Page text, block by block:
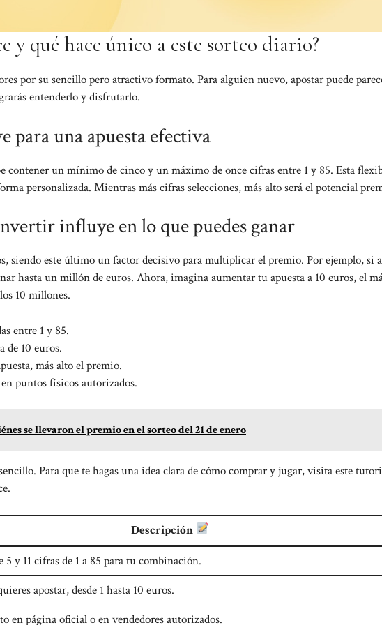
y qué hace único a este sorteo diario?
por su sencillo pero atractivo formato. Para alguien nuevo, apostar puede
entenderlo y disfrutarlo.
para una apuesta efectiva
contener un mínimo de cinco y un máximo de once cifras entre 1 y 85. Esta
personalizada. Mientras más cifras selecciones, más alto será el potencial
influye en lo que puedes ganar
siendo este último un factor decisivo para multiplicar el premio. Por ejemplo, si
hasta un millón de euros. Ahora, imagina aumentar tu apuesta a 10 euros, el
10 millones.
entre 1 y 85.
de 10 euros.
más alto el premio.
puntos físicos autorizados.
se llevaron el premio en el sorteo del 21 de enero
Para que te hagas una idea clara de cómo comprar y jugar, visita este
.
Descripción
5 y 11 cifras de 1 a 85 para tu combinación.
apostar, desde 1 hasta 10 euros.
en página oficial o en vendedores autorizados.